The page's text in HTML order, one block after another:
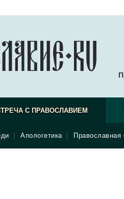
С ПРАВОСЛАВИЕМ
Апологетика Православная